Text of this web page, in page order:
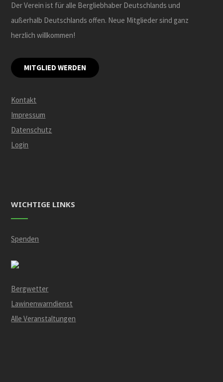
Der Verein ist für alle Bergliebhaber Deutschlands und
außerhalb Deutschlands offen. Neue Mitglieder sind ganz
herzlich willkommen!
MITGLIED WERDEN
Kontakt
Impressum
Datenschutz
Login
WICHTIGE LINKS
Spenden
Bergwetter
Lawinenwarndienst
Alle Veranstaltungen